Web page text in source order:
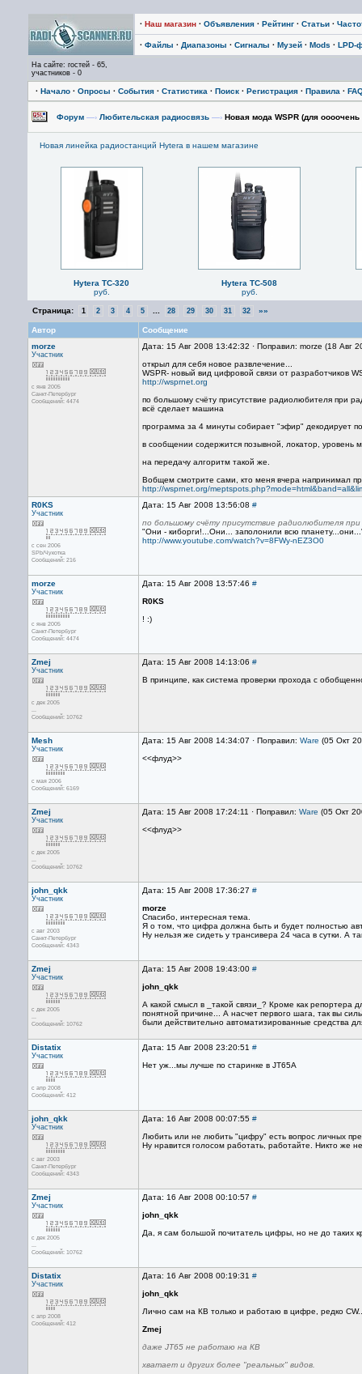
· Наш магазин · Объявления · Рейтинг · Статьи ·
· Файлы · Диапазоны · Сигналы · Музей · Mods · LPD-
На сайте: гостей - 65,
участников - 0
· Начало · Опросы · События · Статистика · Поиск · Регистрация · Правила ·
Форум —› Любительская радиосвязь —› Новая мода WSPR (для
Новая линейка радиостанций Hytera в нашем магазине
Hytera TC-320
руб.
Hytera TC-508
руб.
Страница: 1 2 3 4 5 28 29 30 31 32 »»
Автор
Сообщение
morze
Участник
с янв 2005
Санкт-Петербург
Сообщений: 4474
Дата: 15 Авг 2008 13:42:32 · Поправил: morze (18 Авг
открыл для себя новое развлечение...
WSPR- новый вид цифровой связи от разработчиков
http://wsprnet.org
по большому счёту присутствие радиолюбителя при
всё сделает машина
программа за 4 минуты собирает "эфир" декодирует
в сообщении содержится позывной, локатор, уровень
на передачу алгоритм такой же.
Вобщем смотрите сами, кто меня вчера напринимал
http://wsprnet.org/
R0KS
Участник
с сен 2006
SPb/Чукотка
Сообщений: 216
Дата: 15 Авг 2008 13:56:08 #
по большому счёту присутствие радиолюбителя при
"Они - киборги!...Они... заполонили всю
http://www.youtube.com/watch?v=8FWy-nEZ3O0
morze
Участник
с янв 2005
Санкт-Петербург
Сообщений: 4474
Дата: 15 Авг 2008 13:57:46 #
R0KS
! :)
Zmej
Участник
с дек 2005
...
Сообщений: 10762
Дата: 15 Авг 2008 14:13:06 #
В принципе, как система проверки прохода с
Mesh
Участник
с мая 2006
Сообщений: 6169
Дата: 15 Авг 2008 14:34:07 · Поправил: Ware (05 Окт
<<флуд>>
Zmej
Участник
с дек 2005
...
Сообщений: 10762
Дата: 15 Авг 2008 17:24:11 · Поправил: Ware (05 Окт
<<флуд>>
john_qkk
Участник
с авг 2003
Санкт-Петербург
Сообщений: 4343
Дата: 15 Авг 2008 17:36:27 #
morze
Спасибо, интересная тема.
Я о том, что цифра должна быть и будет полностью
Ну нельзя же сидеть у трансивера 24 часа в сутки. А
Zmej
Участник
с дек 2005
...
Сообщений: 10762
Дата: 15 Авг 2008 19:43:00 #
john_qkk
А какой смысл в _такой связи_? Кроме как
понятной причине... А насчет первого шага, так вы
были действительно автоматизированные средства
Distatix
Участник
с апр 2008
Сообщений: 412
Дата: 15 Авг 2008 23:20:51 #
Нет уж...мы лучше по старинке в JT65A
john_qkk
Участник
с авг 2003
Санкт-Петербург
Сообщений: 4343
Дата: 16 Авг 2008 00:07:55 #
Любить или не любить "цифру" есть вопрос личных
Ну нравится голосом работать, работайте. Никто же
Zmej
Участник
с дек 2005
...
Сообщений: 10762
Дата: 16 Авг 2008 00:10:57 #
john_qkk
Да, я сам большой почитатель цифры, но не до таких
Distatix
Участник
с апр 2008
Сообщений: 412
Дата: 16 Авг 2008 00:19:31 #
john_qkk
Лично сам на КВ только и работаю в цифре, редко
Zmej
даже JT65 не работаю на КВ
хватает и других более "реальных" видов.